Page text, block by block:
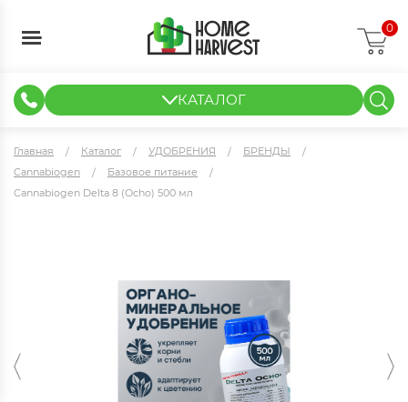
0
КАТАЛОГ
Главная Каталог УДОБРЕНИЯ
БРЕНДЫ
Cannabiogen
Базовое питание
Cannabiogen Delta 8 (Ocho) 500 мл